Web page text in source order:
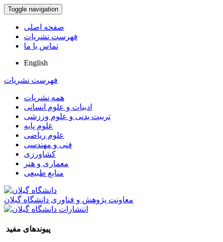
Toggle navigation
صفحه اصلی
فهرست نشریات
تماس با ما
English
فهرست نشریات
همه نشریات
ادبیات و علوم انسانی
تربیت بدنی و علوم ورزشی
علوم پایه
علوم ریاضی
فنی و مهندسی
کشاورزی
معماری و هنر
منابع طبیعی
معاونت پژوهش و فناوری دانشگاه گیلان
پیوندهای مفید